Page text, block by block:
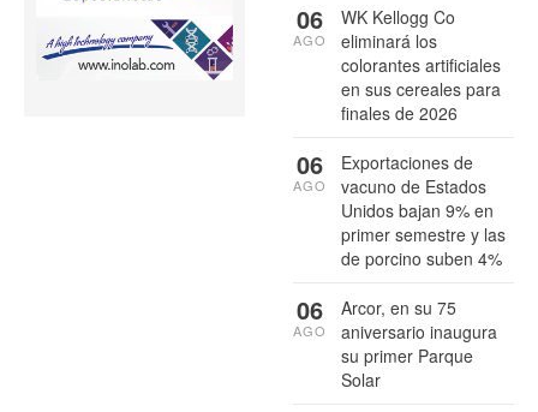
WK Kellogg Co
eliminará los
colorantes artificiales
en sus cereales para
finales de 2026
06
AGO
Exportaciones de
vacuno de Estados
Unidos bajan 9% en
primer semestre y las
de porcino suben 4%
06
AGO
Arcor, en su 75
aniversario inaugura
su primer Parque
Solar
06
AGO